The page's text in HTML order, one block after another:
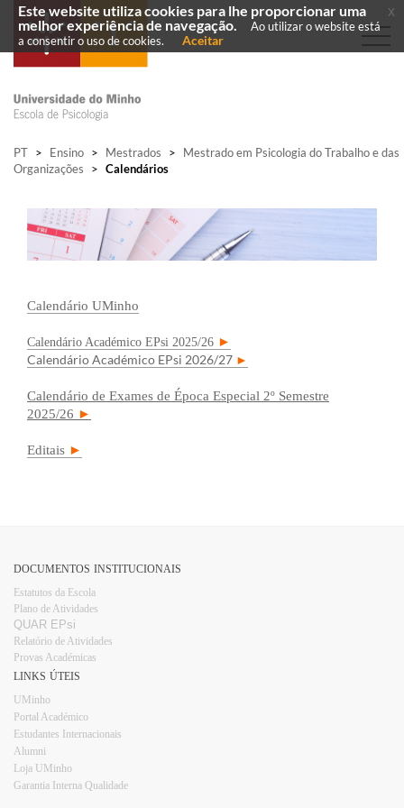
PT > Ensino > Mestrados >
Mestrado em Psicologia do Trabalho e das
Organizações
> Calendários
Calendário UMinho
Calendário Académico EPsi 2025/26 ►
Calendário Académico EPsi 2026/27 ►
Calendário de Exames de Época Especial 2º Semestre
2025/26 ►
Editais ►
DOCUMENTOS INSTITUCIONAIS
Estatutos da Escola
Plano d​e Atividades
QUAR EPsi
Relatório de Atividades
Provas Académicas
LINKS ÚTEIS
UMinho
Portal Académico
Estudantes Internacionais​​
Alumni
Loja UMinho​
Garantia Interna Qualidade
Este website utiliza cookies para lhe proporcionar uma
melhor experiência de navegação.
Ao utilizar o website está
a consentir o uso de cookies.
Aceitar
x